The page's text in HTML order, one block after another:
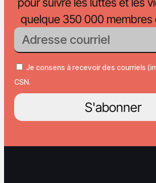
quelque 350 000 membres
Je consens à recevoir des courriels
CSN.
S'abonner